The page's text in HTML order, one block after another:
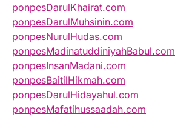
ponpesDarulKhairat.com
ponpesDarulMuhsinin.com
ponpesNurulHudas.com
ponpesMadinatuddiniyahBabul.com
ponpesInsanMadani.com
ponpesBaitilHikmah.com
ponpesDarulHidayahul.com
ponpesMafatihussaadah.com